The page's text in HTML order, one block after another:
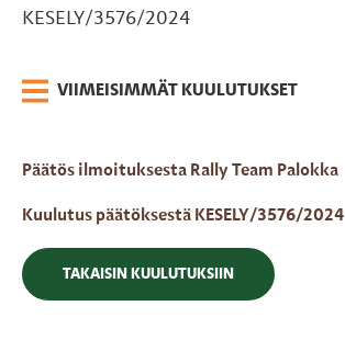
KESELY/3576/2024
VIIMEISIMMÄT KUULUTUKSET
Päätös ilmoituksesta Rally Team Palokka
Kuulutus päätöksestä KESELY/3576/2024
TAKAISIN KUULUTUKSIIN